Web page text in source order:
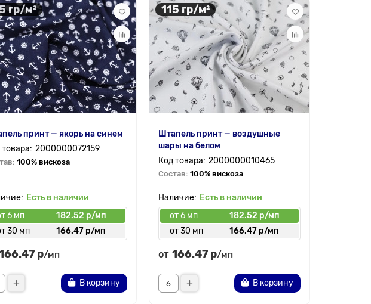
гр/м²
принт — якорь на синем
2000000072159
100% вискоза
Есть в наличии
6 мп
182.52 р/мп
30 мп
166.47 р/мп
р/мп
В корзину
115 гр/м²
Штапель принт — воздушные
шары на белом
2000000010465
Состав: 100% вискоза
Есть в наличии
от 6 мп
182.52 р/мп
от 30 мп
166.47 р/мп
от 166.47 р/мп
В корзину